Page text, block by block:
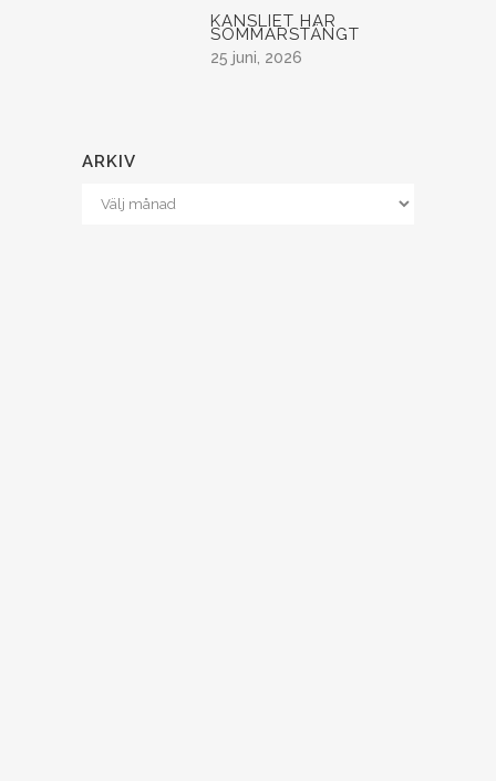
KANSLIET HAR
SOMMARSTÄNGT
25 juni, 2026
ARKIV
Arkiv